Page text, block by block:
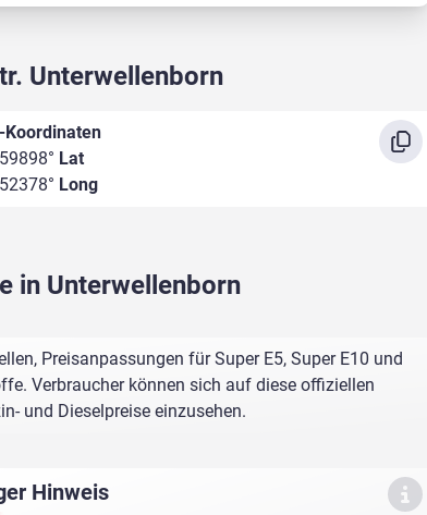
Unterwellenborn
Koordinaten
Lat
Long
in Unterwellenborn
Preisanpassungen für Super E5, Super E10 und
Verbraucher können sich auf diese offiziellen
und Dieselpreise einzusehen.
Hinweis